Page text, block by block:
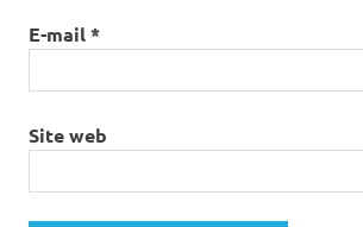
E-mail*
Site web